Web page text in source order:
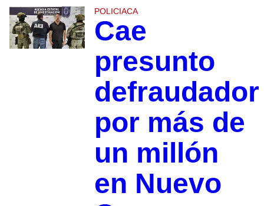
POLICIACA
Cae
presunto
defraudador
por más de
un millón
en Nuevo